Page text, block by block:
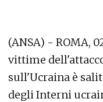
(ANSA) - ROMA,
vittime
sull'Ucraina è
degli Interni